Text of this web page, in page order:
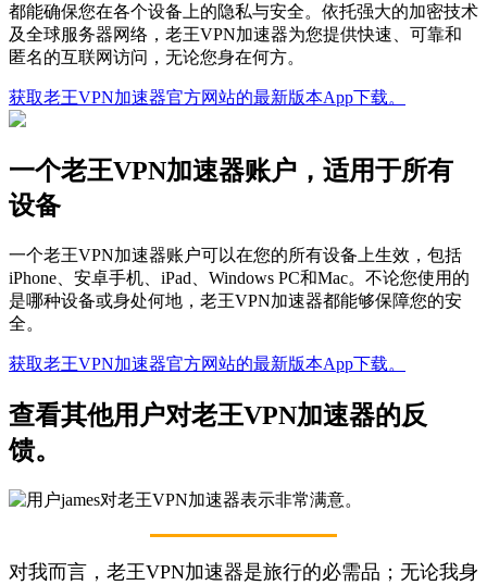
都能确保您在各个设备上的隐私与安全。依托强大的加密技术
及全球服务器网络，老王VPN加速器为您提供快速、可靠和
匿名的互联网访问，无论您身在何方。
获取老王VPN加速器官方网站的最新版本App下载。
一个老王VPN加速器账户，适用于所有
设备
一个老王VPN加速器账户可以在您的所有设备上生效，包括
iPhone、安卓手机、iPad、Windows PC和Mac。不论您使用的
是哪种设备或身处何地，老王VPN加速器都能够保障您的安
全。
获取老王VPN加速器官方网站的最新版本App下载。
查看其他用户对老王VPN加速器的反
馈。
对我而言，老王VPN加速器是旅行的必需品；无论我身